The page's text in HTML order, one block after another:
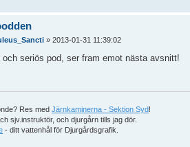
» 2013-01-31 11:39:02
och seriös pod, ser fram emot nästa avsnitt!
Res med Järnkaminerna - Sektion Syd!
sjv.instruktör, och djurgårn tills jag dör.
- ditt vattenhål för Djurgårdsgrafik.